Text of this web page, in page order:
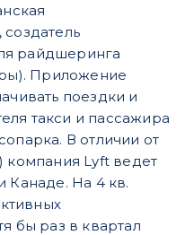
райдшеринга
Приложение
поездки и
такси и пассажира
В отличии от
компания Lyft ведет
Канаде. На 4 кв.
бы раз в квартал